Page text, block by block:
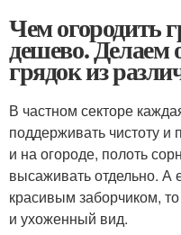
Чем огородить
дешево. Делаем
грядок из
В частном секторе
поддерживать чистоту и
и на огороде, полоть
высаживать отдельно. А
красивым заборчиком,
и ухоженный вид.